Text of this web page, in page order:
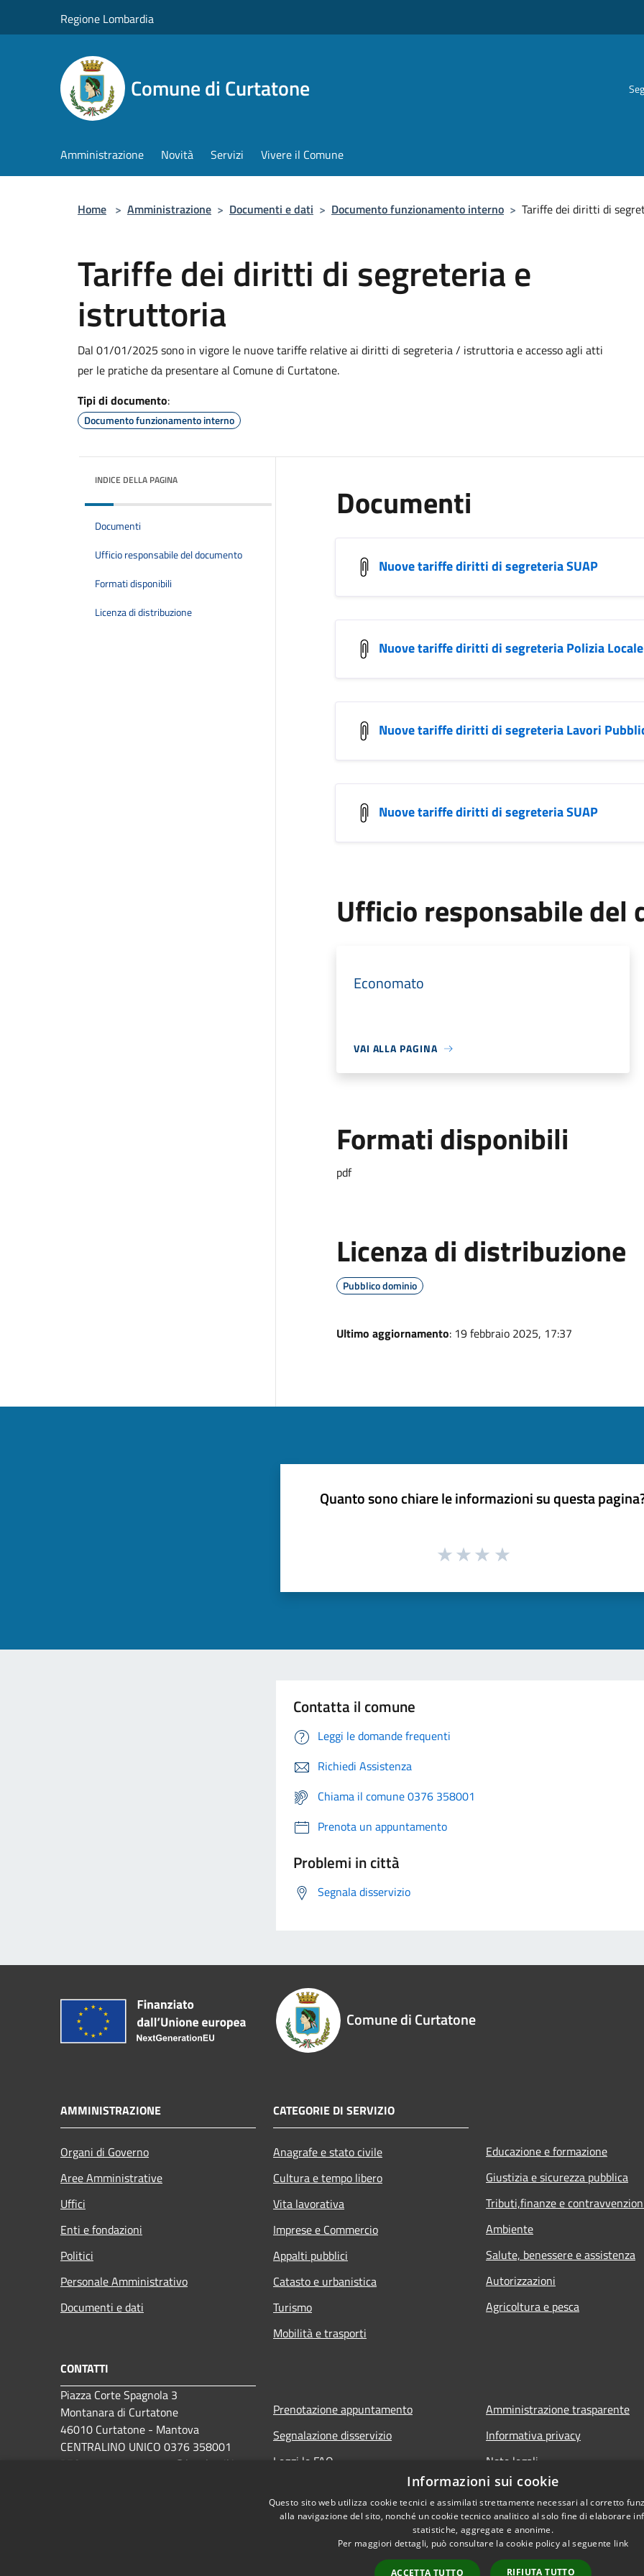
Regione Lombardia
Comune di Curtatone
Amministrazione Novità Servizi Vivere il Comune
Home > Amministrazione > Documenti e dati > Documento funzionamento interno > Tariffe dei diritti di
Tariffe dei diritti di segreteria e
istruttoria
Dal 01/01/2025 sono in vigore le nuove tariffe relative ai diritti di segreteria / istruttoria e accesso agli atti
per le pratiche da presentare al Comune di Curtatone.
Tipi di documento:
Documento funzionamento interno
INDICE DELLA PAGINA
Documenti
Ufficio responsabile del documento
Formati disponibili
Licenza di distribuzione
Documenti
Nuove tariffe diritti di segreteria SUAP
Nuove tariffe diritti di segreteria Polizia Locale
Nuove tariffe diritti di segreteria Lavori
Nuove tariffe diritti di segreteria SUAP
Ufficio responsabile del
Economato
VAI ALLA PAGINA
Formati disponibili
pdf
Licenza di distribuzione
Pubblico dominio
Ultimo aggiornamento: 19 febbraio 2025, 17:37
Quanto sono chiare le informazioni su questa
Contatta il comune
Leggi le domande frequenti
Richiedi Assistenza
Chiama il comune 0376 358001
Prenota un appuntamento
Problemi in città
Segnala disservizio
Comune di Curtatone
AMMINISTRAZIONE
Organi di Governo
Aree Amministrative
Uffici
Enti e fondazioni
Politici
Personale Amministrativo
Documenti e dati
CATEGORIE DI SERVIZIO
Anagrafe e stato civile
Cultura e tempo libero
Vita lavorativa
Imprese e Commercio
Appalti pubblici
Catasto e urbanistica
Turismo
Mobilità e trasporti
Educazione e formazione
Giustizia e sicurezza pubblica
Tributi,finanze e
Ambiente
Salute, benessere e assistenza
Autorizzazioni
Agricoltura e pesca
CONTATTI
Piazza Corte Spagnola 3
Montanara di Curtatone
46010 Curtatone - Mantova
CENTRALINO UNICO 0376 358001
PEC:
comune.curtatone@legalmail.it
Prenotazione appuntamento
Segnalazione disservizio
Leggi le FAQ
Amministrazione trasparente
Informativa privacy
Note legali
Dichiarazione di accessibilità
Meccanismo di Feedback
Informazioni sui cookie
Questo sito web utilizza cookie tecnici e assimilati strettamente necessari al corretto
alla navigazione del sito, nonché un cookie tecnico analitico al solo fine di elaborare
statistiche, aggregate e anonime.
Per maggiori dettagli, può consultare la cookie policy al seguente link
ACCETTA TUTTO RIFIUTA TUTTO